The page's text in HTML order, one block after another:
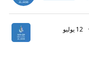
· 12 يوليو